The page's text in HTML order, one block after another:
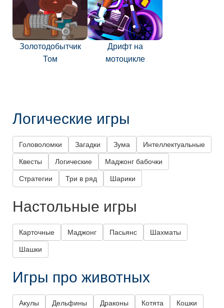
Золотодобытчик
Том
Дрифт на
мотоцикле
Логические игры
Головоломки Загадки Зума Интеллектуальные
Квесты Логические Маджонг бабочки
Стратегии Три в ряд Шарики
Настольные игры
Карточные Маджонг Пасьянс Шахматы
Шашки
Игры про животных
Акулы Дельфины Драконы Котята Кошки